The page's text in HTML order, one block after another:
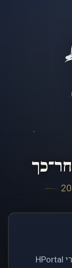
לפני כמעט שני עשורים, פתחנו את שערי HPortal